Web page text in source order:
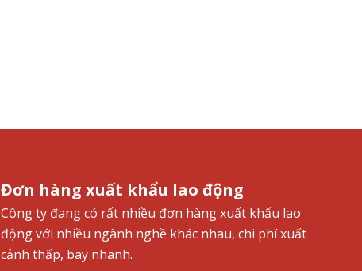
Đơn hàng xuất khẩu lao động
Công ty đang có rất nhiều đơn hàng xuất khẩu lao
động với nhiều ngành nghề khác nhau, chi phí xuất
cảnh thấp, bay nhanh.